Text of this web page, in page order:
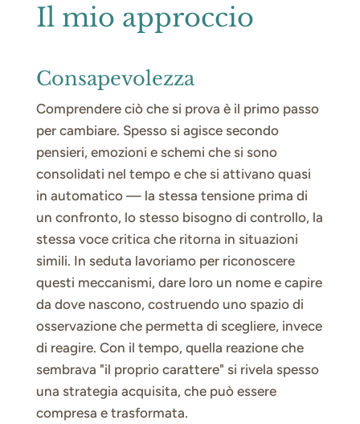
Il mio approccio
Consapevolezza
Comprendere ciò che si prova è il primo passo
per cambiare. Spesso si agisce secondo
pensieri, emozioni e schemi che si sono
consolidati nel tempo e che si attivano quasi
in automatico — la stessa tensione prima di
un confronto, lo stesso bisogno di controllo, la
stessa voce critica che ritorna in situazioni
simili. In seduta lavoriamo per riconoscere
questi meccanismi, dare loro un nome e capire
da dove nascono, costruendo uno spazio di
osservazione che permetta di scegliere, invece
di reagire. Con il tempo, quella reazione che
sembrava "il proprio carattere" si rivela spesso
una strategia acquisita, che può essere
compresa e trasformata.